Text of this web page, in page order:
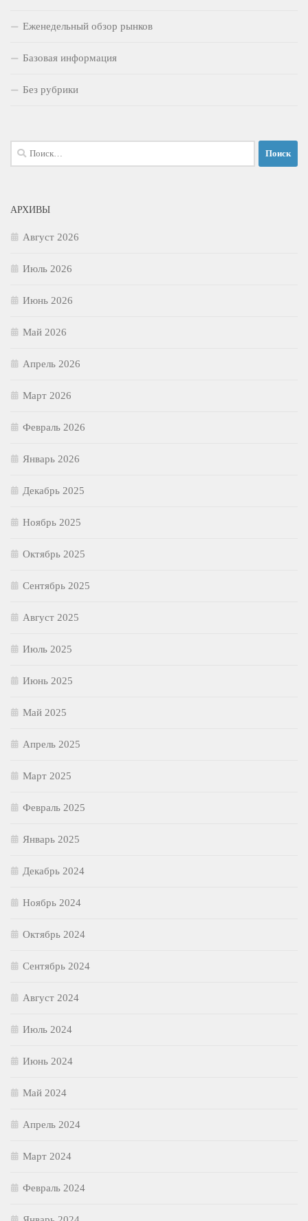
Еженедельный обзор рынков
Базовая информация
Без рубрики
Найти:
АРХИВЫ
Август 2026
Июль 2026
Июнь 2026
Май 2026
Апрель 2026
Март 2026
Февраль 2026
Январь 2026
Декабрь 2025
Ноябрь 2025
Октябрь 2025
Сентябрь 2025
Август 2025
Июль 2025
Июнь 2025
Май 2025
Апрель 2025
Март 2025
Февраль 2025
Январь 2025
Декабрь 2024
Ноябрь 2024
Октябрь 2024
Сентябрь 2024
Август 2024
Июль 2024
Июнь 2024
Май 2024
Апрель 2024
Март 2024
Февраль 2024